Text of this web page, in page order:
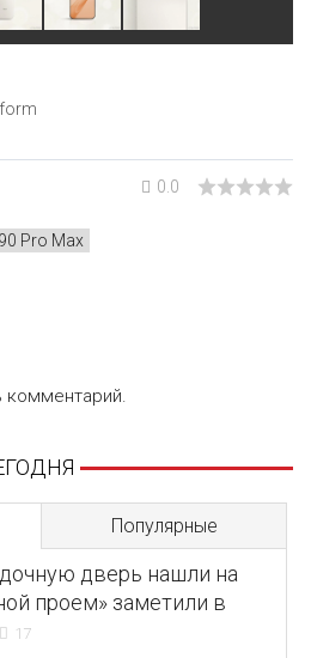
0.0
Pro Max
комментарий.
Популярные
дверь нашли на
проем» заметили в
17